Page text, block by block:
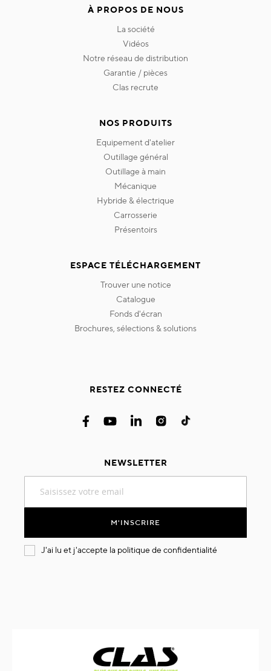
À PROPOS DE NOUS
la société
vidéos
notre réseau de distribution
garantie / pièces
clas recrute
NOS PRODUITS
equipement d'atelier
outillage général
outillage à main
mécanique
hybride & électrique
carrosserie
présentoirs
ESPACE TÉLÉCHARGEMENT
trouver une notice
catalogue
fonds d'écran
brochures, sélections & solutions
RESTEZ CONNECTÉ
NEWSLETTER
notre
M'INSCRIRE
J'ai lu et j'accepte la politique de confidentialité